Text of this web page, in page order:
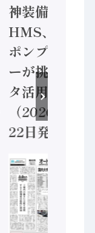
神装備 ×
HMS、老舗
ポンプメーカ
ーが挑むデー
タ活用 など
（2026年7月
22日発行）